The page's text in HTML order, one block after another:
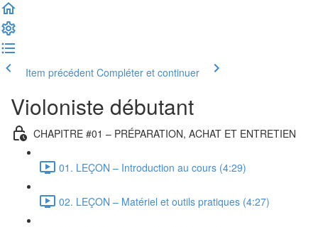
Item précédent Compléter et continuer
Violoniste débutant
CHAPITRE #01 – PRÉPARATION, ACHAT ET ENTRETIEN
01. LEÇON – Introduction au cours (4:29)
02. LEÇON – Matériel et outils pratiques (4:27)